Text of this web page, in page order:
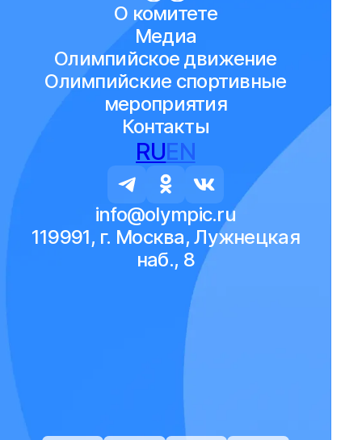
О комитете
Медиа
Олимпийское движение
Олимпийские спортивные
мероприятия
Контакты
RUEN
info@olympic.ru
119991, г. Москва, Лужнецкая
наб., 8